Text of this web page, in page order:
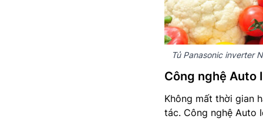
Tủ Panasonic inverter
Công nghệ Auto
Không mất thời gian
tác. Công nghệ Auto